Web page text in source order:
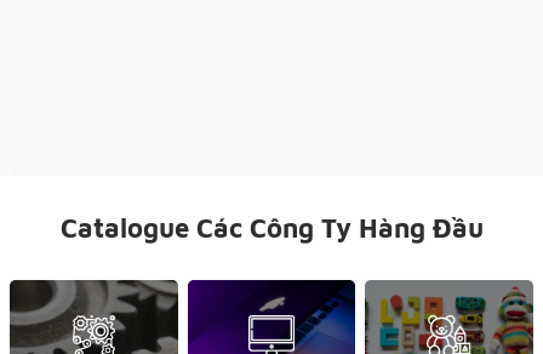
Catalogue Các Công Ty Hàng Đầu